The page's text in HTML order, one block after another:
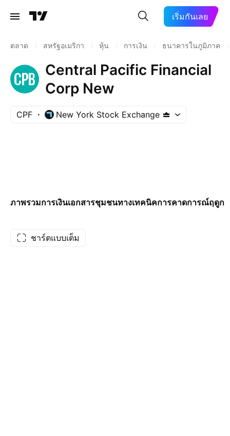
เริ่มกันเลย
ตลาด สหรัฐอเมริกา หุ้น การเงิน ธนาคารในภูมิภาค
Central Pacific Financial
Corp New
CPF New York Stock Exchange
ภาพรวมการเงินเอกสารชุมชนทางเทคนิคการคาดการณ์ฤดูก
ชาร์ตแบบเต็ม